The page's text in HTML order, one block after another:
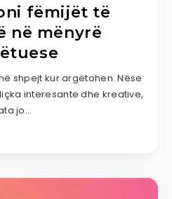
fëmijët të
në mënyrë
shpejt kur argëtohen. Nëse
interesante dhe kreative,
jo…